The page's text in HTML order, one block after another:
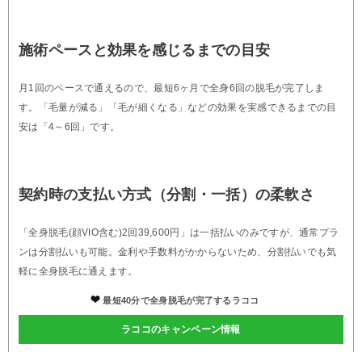
施術ペースと効果を感じるまでの目安
月1回のペースで通えるので、最短6ヶ月で全身6回の脱毛が完了しま
す。「毛量が減る」「毛が細くなる」などの効果を実感できるまでの目
安は「4～6回」です。
契約時の支払い方式（分割・一括）の柔軟さ
「全身脱毛(顔VIO含む)2回39,600円」は一括払いのみですが、通常プラ
ンは分割払いも可能。金利や手数料がかからないため、分割払いでも気
軽に全身脱毛に通えます。
最短40分で全身脱毛が完了するラココ
ラココのキャンペーン情報